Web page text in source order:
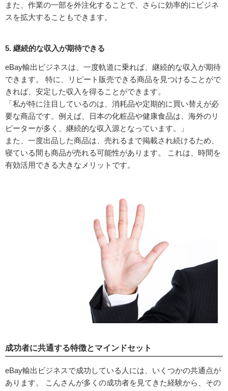
また、作業の一部を外注化することで、さらに効率的にビジネ
スを拡大することもできます。
5. 継続的な収入が期待できる
eBay輸出ビジネスは、一度軌道に乗れば、継続的な収入が期待
できます。 特に、リピート販売できる商品を見つけることがで
きれば、安定した収入を得ることができます。
「私が特に注目しているのは、消耗品や定期的に買い替えが必
要な商品です。例えば、日本の化粧品や健康食品は、海外のリ
ピーターが多く、継続的な収入源となっています。」
また、一度出品した商品は、売れるまで掲載され続けるため、
寝ている間も商品が売れる可能性があります。 これは、時間を
有効活用できる大きなメリットです。
成功者に共通する特徴とマインドセット
eBay輸出ビジネスで成功している人には、いくつかの共通点が
あります。 こんさんが多くの成功者を見てきた経験から、その